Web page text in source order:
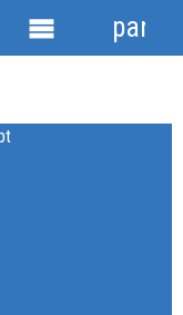
Menu
panel